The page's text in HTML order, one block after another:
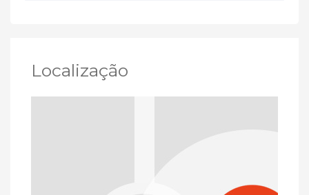
Localização